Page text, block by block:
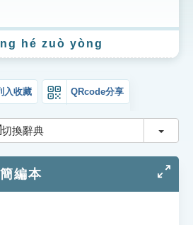
hé zuò yòng
入收藏 QRcode分享
切換辭典 切換
編本